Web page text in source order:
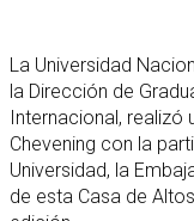
La Universidad
la Dirección de
Internacional, realizó
Chevening con la
Universidad, la
de esta Casa de